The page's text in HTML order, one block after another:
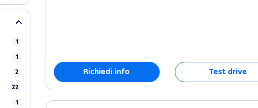
1
1
2
22
1
Richiedi info Test drive